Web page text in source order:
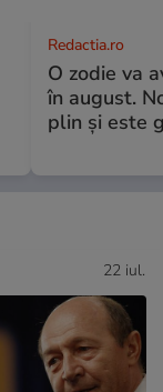
Redactia.ro
O zodie va
în august.
plin și este
22 iul.